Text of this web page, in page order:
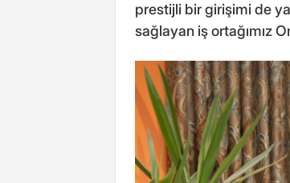
prestijli bir girişimi de
sağlayan iş ortağımız